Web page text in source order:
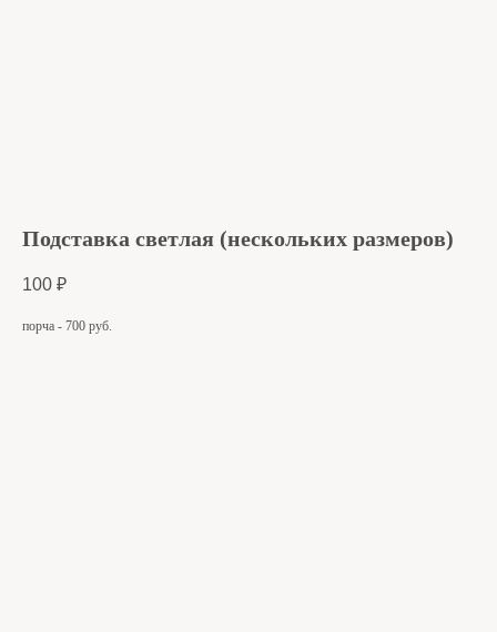
Подставка светлая (нескольких размеров)
100 ₽
порча - 700 руб.